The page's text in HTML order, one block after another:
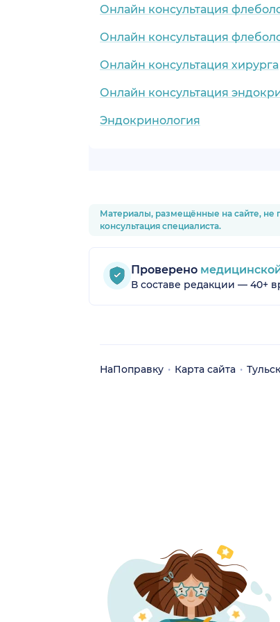
Онлайн консультация
Онлайн консультация
Онлайн консультация хирурга
Онлайн консультация
Эндокринология
Материалы, размещённые на сайте, не
консультация специалиста.
Проверено
В составе редакции — 40+
НаПоправку Карта сайта